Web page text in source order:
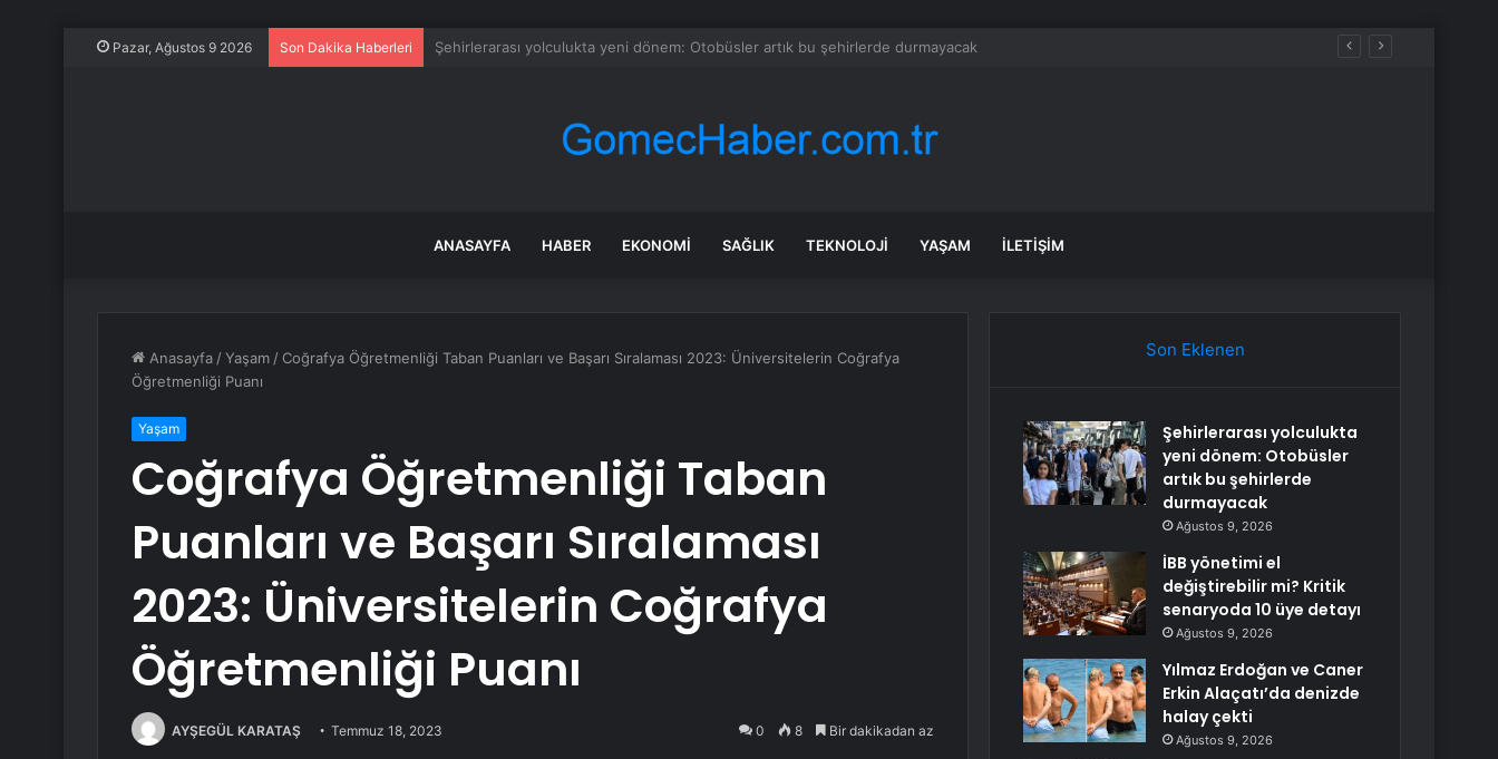
Pazar, Ağustos 9 2026 Son Dakika Haberleri İBB yönetimi el değiştirebilir mi? Kritik senaryoda 10 üye detayı
ANASAYFA HABER EKONOMI SAĞLIK TEKNOLOJI YAŞAM İLETIŞIM
Anasayfa /Yaşam / Coğrafya Öğretmenliği Taban Puanları ve Başarı Sıralaması 2023: Üniversitelerin Coğrafya
Öğretmenliği Puanı
Yaşam
Coğrafya Öğretmenliği Taban
Puanları ve Başarı Sıralaması
2023: Üniversitelerin Coğrafya
Öğretmenliği Puanı
AYŞEGÜL KARATAŞ Temmuz 18, 2023 0 8 Bir dakikadan az
Son Eklenen
Şehirlerarası yolculukta
yeni dönem: Otobüsler
artık bu şehirlerde
durmayacak
Ağustos 9, 2026
İBB yönetimi el
değiştirebilir mi? Kritik
senaryoda 10 üye detayı
Ağustos 9, 2026
Yılmaz Erdoğan ve Caner
Erkin Alaçatı’da denizde
halay çekti
Ağustos 9, 2026